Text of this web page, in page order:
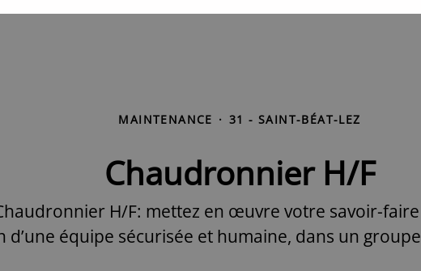
MAINTENANCE · 31 - SAINT-BÉAT-LEZ
Chaudronnier H/F
H/F: mettez en œuvre votre savoir-
d’une équipe sécurisée et humaine, dans un